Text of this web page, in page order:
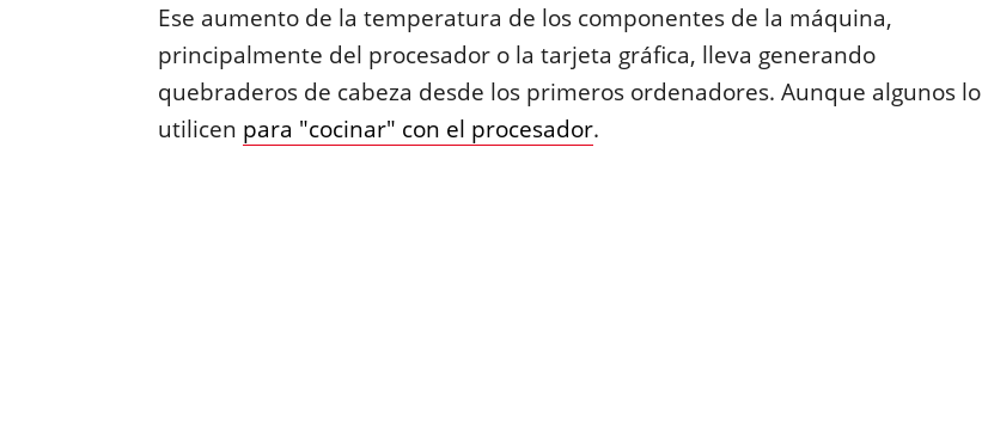
Ese aumento de la temperatura de los componentes de la máquina,
principalmente del procesador o la tarjeta gráfica, lleva generando
quebraderos de cabeza desde los primeros ordenadores. Aunque algunos lo
utilicen para "cocinar" con el procesador.